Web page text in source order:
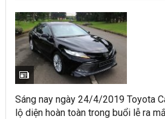
Sáng nay ngày 24/4/2019 Toyota
lộ diện hoàn toàn trong buổi lễ ra